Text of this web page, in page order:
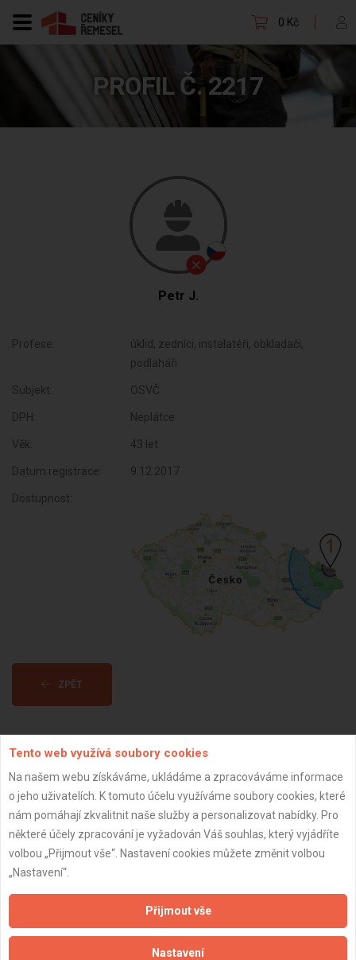
0 Kč
PROFIL Č. 2217
Petr J.
Profese:
úklid, zedníci, instalatéři, obkladači,
podlaháři
Subjekt: OSVČ
DPH: Neplátce
Věk: 43 let
Datum registrace: 9.12.2017
Dostupnost:
ZPĚT
Důležité informace
Zásady pro používání souborů cookie
Tento web využívá soubory cookies
Na našem webu získáváme, ukládáme a zpracováváme informace
o jeho uživatelích. K tomuto účelu využíváme soubory cookies, které
nám pomáhají zkvalitnit naše služby a personalizovat nabídky. Pro
některé účely zpracování je vyžadován Váš souhlas, který vyjádříte
volbou „Přijmout vše“. Nastavení cookies můžete změnit volbou
„Nastavení“.
Přijmout vše
Nastavení